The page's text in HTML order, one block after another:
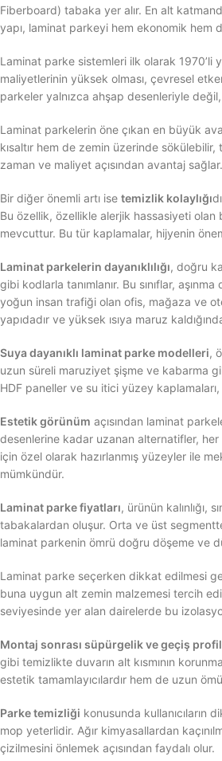
Fiberboard) tabaka yer alır. En alt
yapı, laminat parkeyi hem ekonomik hem
Laminat parke sistemleri ilk olarak 1970’li
maliyetlerinin yüksek olması, çevresel
parkeler yalnızca ahşap desenleriyle
Laminat parkelerin öne çıkan en büyük
kısaltır hem de zemin üzerinde
zaman ve maliyet açısından avantaj
Bir diğer önemli artı ise temizlik kolaylığı
Bu özellik, özellikle alerjik hassasiyeti
mevcuttur. Bu tür kaplamalar, hijyenin
Laminat parkelerin dayanıklılığı, doğru
gibi kodlarla tanımlanır. Bu sınıflar,
yoğun insan trafiği olan ofis, mağaza ve
yapıdadır ve yüksek ısıya maruz
Suya dayanıklı laminat parke modelleri,
uzun süreli maruziyet şişme ve kabarma
HDF paneller ve su itici yüzey
Estetik görünüm açısından laminat
desenlerine kadar uzanan alternatifler,
için özel olarak hazırlanmış yüzeyler ile
mümkündür.
Laminat parke fiyatları, ürünün kalınlığı,
tabakalardan oluşur. Orta ve üst
laminat parkenin ömrü doğru döşeme ve
Laminat parke seçerken dikkat edilmesi
buna uygun alt zemin malzemesi tercih
seviyesinde yer alan dairelerde bu
Montaj sonrası süpürgelik ve geçiş
gibi temizlikte duvarın alt kısmının
estetik tamamlayıcılardır hem de uzun
Parke temizliği konusunda kullanıcıların
mop yeterlidir. Ağır kimyasallardan
çizilmesini önlemek açısından faydalı olur.